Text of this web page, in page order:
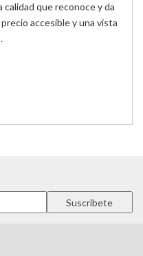
calidad que reconoce y da
accesible y una vista